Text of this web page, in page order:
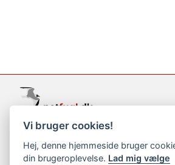
support@netfugl.dk
copyright © 2002-2023
Vi bruger cookies!
Hej, denne hjemmeside bruger
din brugeroplevelse. Lad mig vælge